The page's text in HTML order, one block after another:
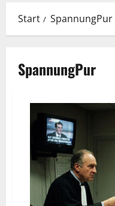
Start SpannungPur
SpannungPur